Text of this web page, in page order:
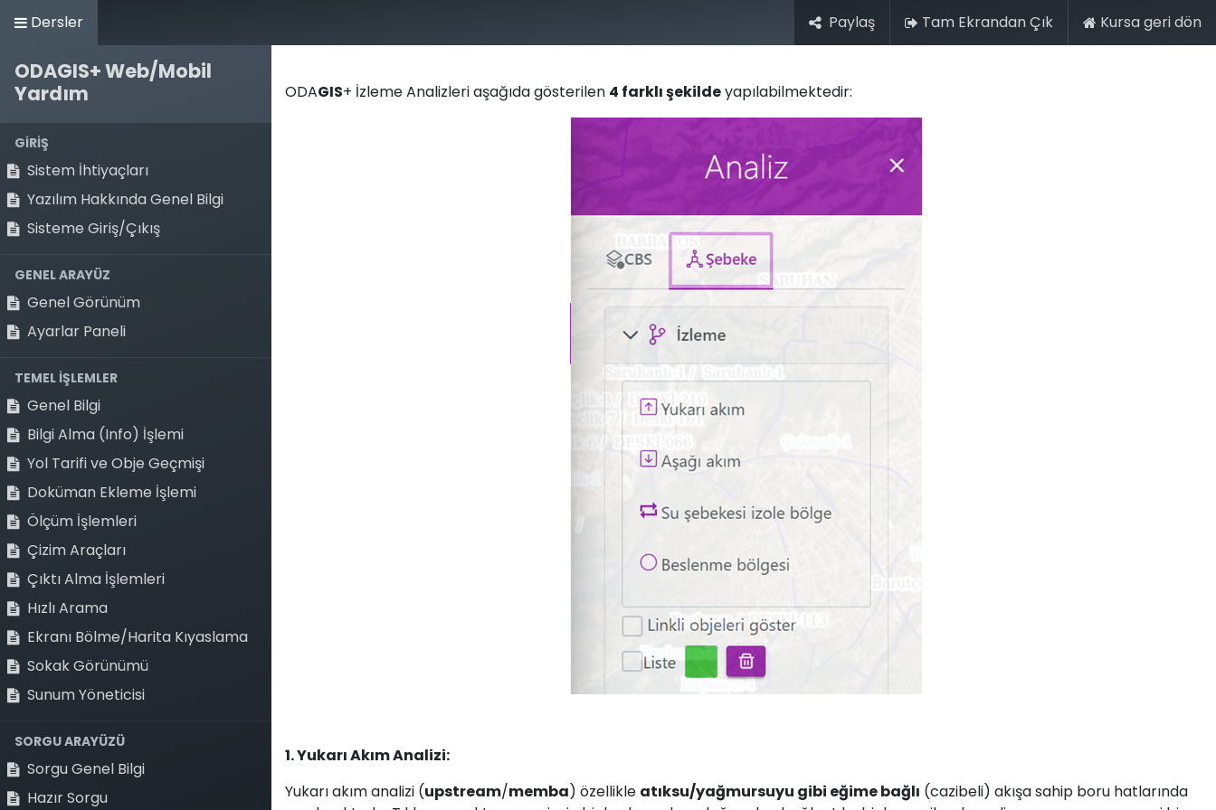
+90 (212) 276 0 444
Anasayfa Hizmetler OdaKampus Haberler Hakkımızda Portal
Dersler Paylaş Tam Ekrandan Çık Kursa geri dön
ODAGIS+ İzleme Analizleri aşağıda gösterilen 4 farklı şekildeyapılabilmektedir:
1. Yukarı Akım Analizi:
Yukarı akım analizi (upstream/memba) özellikle atıksu/yağmursuyu gibi eğime bağlı (cazibeli) akışa sahip boru hatlarında
ODAGIS+ Web/Mobil
Yardım
GİRİŞ
Sistem İhtiyaçları
Yazılım Hakkında Genel Bilgi
Sisteme Giriş/Çıkış
GENEL ARAYÜZ
Genel Görünüm
Ayarlar Paneli
TEMEL İŞLEMLER
Genel Bilgi
Bilgi Alma (Info) İşlemi
Yol Tarifi ve Obje Geçmişi
Doküman Ekleme İşlemi
Ölçüm İşlemleri
Çizim Araçları
Çıktı Alma İşlemleri
Hızlı Arama
Ekranı Bölme/Harita Kıyaslama
Sokak Görünümü
Sunum Yöneticisi
SORGU ARAYÜZÜ
Sorgu Genel Bilgi
Hazır Sorgu
Nasıl yardımcı olabiliriz?
ulaşın
+90 (212) 276 0 444